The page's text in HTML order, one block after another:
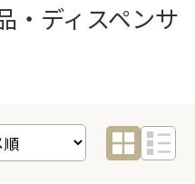
・ディスペンサ